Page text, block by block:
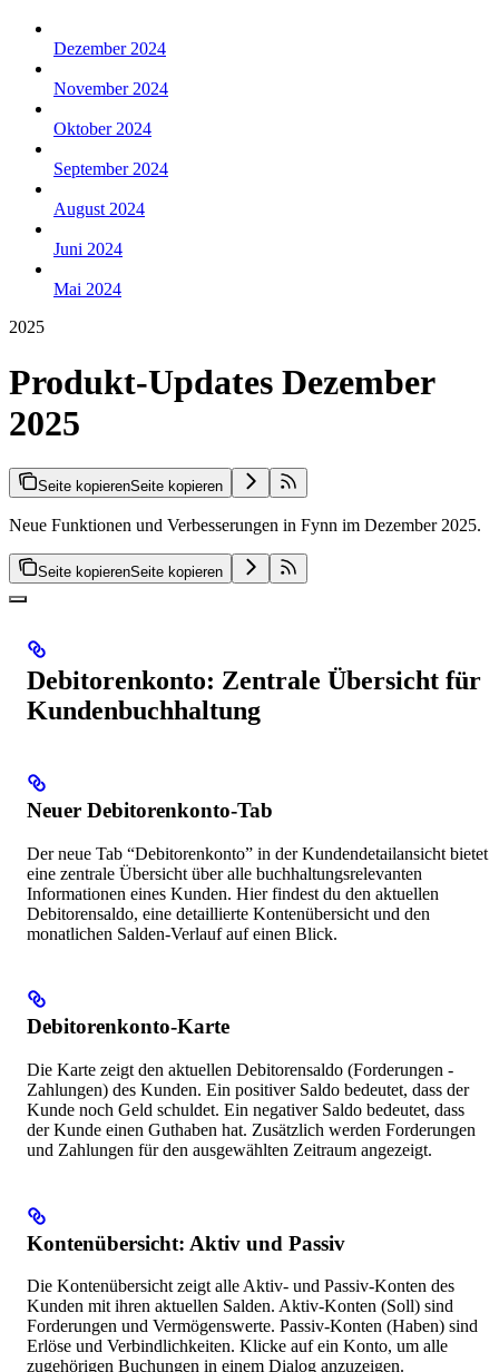
Dezember 2024
November 2024
Oktober 2024
September 2024
August 2024
Juni 2024
Mai 2024
2025
Produkt-Updates Dezember
2025
Seite kopierenSeite kopieren
Neue Funktionen und Verbesserungen in Fynn im Dezember 2025.
Seite kopierenSeite kopieren
Debitorenkonto: Zentrale Übersicht für
Kundenbuchhaltung
Neuer Debitorenkonto-Tab
Der neue Tab “Debitorenkonto” in der Kundendetailansicht bietet
eine zentrale Übersicht über alle buchhaltungsrelevanten
Informationen eines Kunden. Hier findest du den aktuellen
Debitorensaldo, eine detaillierte Kontenübersicht und den
monatlichen Salden-Verlauf auf einen Blick.
Debitorenkonto-Karte
Die Karte zeigt den aktuellen Debitorensaldo (Forderungen -
Zahlungen) des Kunden. Ein positiver Saldo bedeutet, dass der
Kunde noch Geld schuldet. Ein negativer Saldo bedeutet, dass
der Kunde einen Guthaben hat. Zusätzlich werden Forderungen
und Zahlungen für den ausgewählten Zeitraum angezeigt.
Kontenübersicht: Aktiv und Passiv
Die Kontenübersicht zeigt alle Aktiv- und Passiv-Konten des
Kunden mit ihren aktuellen Salden. Aktiv-Konten (Soll) sind
Forderungen und Vermögenswerte. Passiv-Konten (Haben) sind
Erlöse und Verbindlichkeiten. Klicke auf ein Konto, um alle
zugehörigen Buchungen in einem Dialog anzuzeigen.